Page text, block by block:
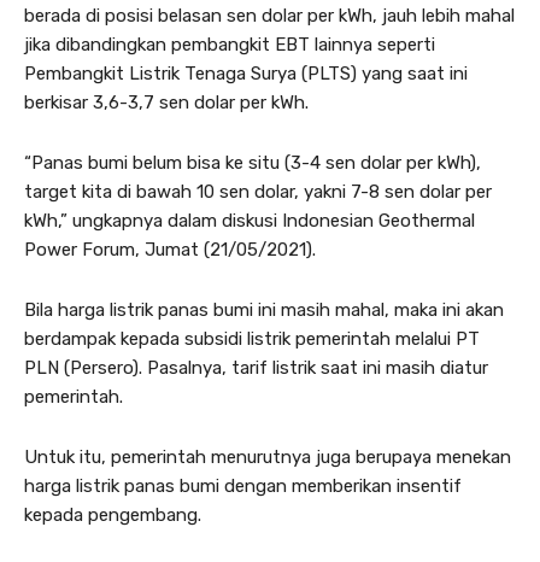
berada di posisi belasan sen dolar per kWh, jauh lebih mahal
jika dibandingkan pembangkit EBT lainnya seperti
Pembangkit Listrik Tenaga Surya (PLTS) yang saat ini
berkisar 3,6-3,7 sen dolar per kWh.
“Panas bumi belum bisa ke situ (3-4 sen dolar per kWh),
target kita di bawah 10 sen dolar, yakni 7-8 sen dolar per
kWh,” ungkapnya dalam diskusi Indonesian Geothermal
Power Forum, Jumat (21/05/2021).
Bila harga listrik panas bumi ini masih mahal, maka ini akan
berdampak kepada subsidi listrik pemerintah melalui PT
PLN (Persero). Pasalnya, tarif listrik saat ini masih diatur
pemerintah.
Untuk itu, pemerintah menurutnya juga berupaya menekan
harga listrik panas bumi dengan memberikan insentif
kepada pengembang.